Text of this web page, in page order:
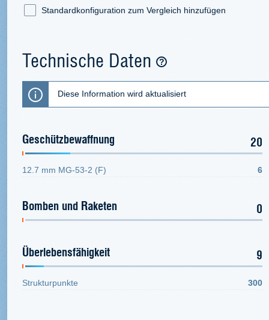
Standardkonfiguration zum Vergleich hinzufügen
Technische Daten
Diese Information wird aktualisiert
Geschützbewaffnung 20
12.7 mm MG-53-2 (F) 6
Bomben und Raketen 0
Überlebensfähigkeit 9
Strukturpunkte 300